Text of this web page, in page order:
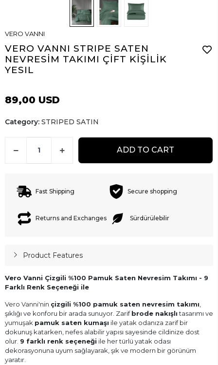
VERO VANNI
VERO VANNI STRIPE SATEN
NEVRESİM TAKIMI ÇİFT KİŞİLİK
YESIL
89,00 USD
Category: STRIPED SATIN
ADD TO CART
Fast Shipping Secure shopping
Returns and Exchanges Sürdürülebilir
Product Features
Vero Vanni Çizgili %100 Pamuk Saten Nevresim Takımı - 9
Farklı Renk Seçeneği ile
Vero Vanni'nin çizgili %100 pamuk saten nevresim takımı
şıklığı ve konforu bir arada sunuyor. Zarifbrode nakışlıtasarımı ve
yumuşak pamuk saten kumaşı ile yatak odanıza zarif bir
dokunuş katarken, nefes alabilir yapısı sayesinde cildinize dost
olur. 9 farklı renk seçeneği ile her türlü yatak odası
dekorasyonuna uyum sağlayarak, şık ve modern bir görünüm
yaratır.